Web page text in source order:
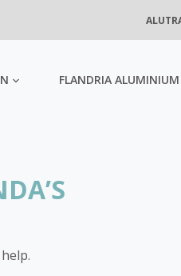
FLANDRIA ALUMINIUM